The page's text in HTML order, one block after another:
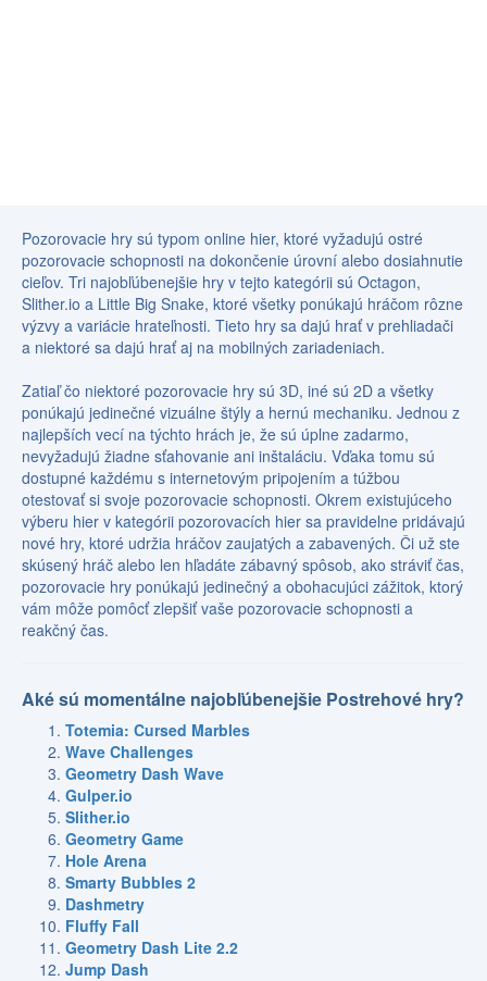
Pozorovacie hry sú typom online hier, ktoré vyžadujú ostré
pozorovacie schopnosti na dokončenie úrovní alebo dosiahnutie
cieľov. Tri najobľúbenejšie hry v tejto kategórii sú Octagon,
Slither.io a Little Big Snake, ktoré všetky ponúkajú hráčom rôzne
výzvy a variácie hrateľnosti. Tieto hry sa dajú hrať v prehliadači
a niektoré sa dajú hrať aj na mobilných zariadeniach.
Zatiaľ čo niektoré pozorovacie hry sú 3D, iné sú 2D a všetky
ponúkajú jedinečné vizuálne štýly a hernú mechaniku. Jednou z
najlepších vecí na týchto hrách je, že sú úplne zadarmo,
nevyžadujú žiadne sťahovanie ani inštaláciu. Vďaka tomu sú
dostupné každému s internetovým pripojením a túžbou
otestovať si svoje pozorovacie schopnosti. Okrem existujúceho
výberu hier v kategórii pozorovacích hier sa pravidelne pridávajú
nové hry, ktoré udržia hráčov zaujatých a zabavených. Či už ste
skúsený hráč alebo len hľadáte zábavný spôsob, ako stráviť čas,
pozorovacie hry ponúkajú jedinečný a obohacujúci zážitok, ktorý
vám môže pomôcť zlepšiť vaše pozorovacie schopnosti a
reakčný čas.
Aké sú momentálne najobľúbenejšie Postrehové hry?
Totemia: Cursed Marbles
Wave Challenges
Geometry Dash Wave
Gulper.io
Slither.io
Geometry Game
Hole Arena
Smarty Bubbles 2
Dashmetry
Fluffy Fall
Geometry Dash Lite 2.2
Jump Dash